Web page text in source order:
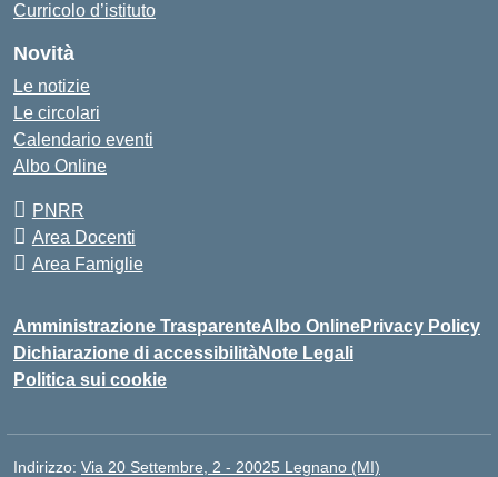
Curricolo d’istituto
Novità
Le notizie
Le circolari
Calendario eventi
Albo Online
PNRR
Area Docenti
Area Famiglie
Amministrazione TrasparenteAlbo OnlinePrivacy Policy
Dichiarazione di accessibilitàNote Legali
Politica sui cookie
Indirizzo: Via 20 Settembre, 2 - 20025 Legnano (MI)